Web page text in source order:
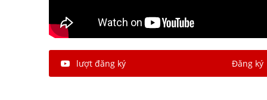
lượt đăng ký Đăng ký